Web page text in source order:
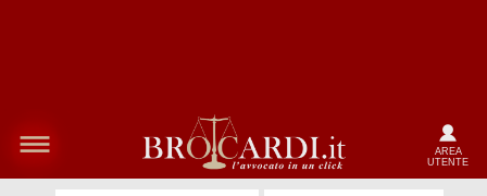
AREA
UTENTE